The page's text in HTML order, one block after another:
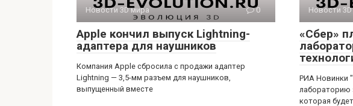
Новости 3D мира 0
Apple кончил выпуск Lightning-
адаптера для наушников
Компания Apple сбросила с продажи адаптер
Lightning — 3,5-мм разъем для наушников,
выпущенный вместе
Новости
«Сбер»
РИА Новинки
лабораторию
которая